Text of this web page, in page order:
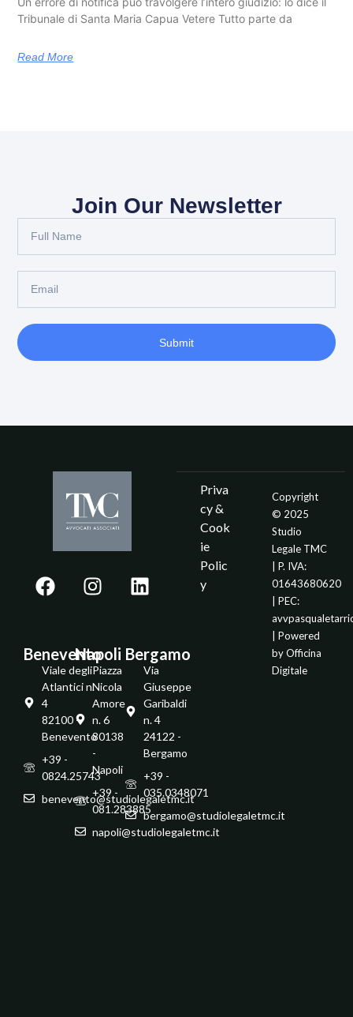
Tribunale di Santa Maria Capua Vetere Tutto parte da
Read More
Join Our Newsletter
Submit
Benevento
Viale degli
Atlantici n.
4
82100 -
Benevento
+39 -
0824.25743
benevento@studiolegaletmc.it
Napoli
Piazza
Nicola
Amore
n. 6
80138
-
Napoli
+39 -
081.283885
napoli@studiolegaletmc.it
Bergamo
Via
Giuseppe
Garibaldi
n. 4
24122 -
Bergamo
+39 -
035.0348071
bergamo@studiolegaletmc.it
Priva
cy &
Cook
ie
Polic
y
Copyright
© 2025
Studio
Legale TMC
| P. IVA:
01643680620
| PEC:
| Powered
byOfficina
Digitale